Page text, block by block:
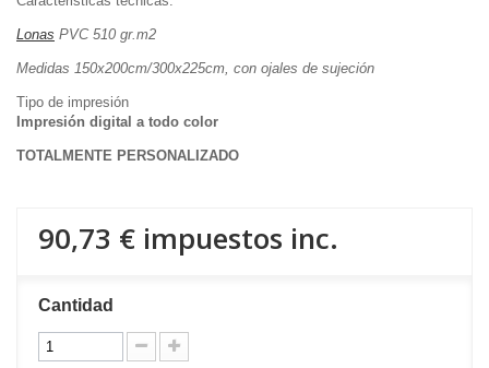
Lonas PVC 510 gr.m2
Medidas 150x200cm/300x225cm, con ojales de sujeción
Tipo de impresión
Impresión digital a todo color
TOTALMENTE PERSONALIZADO
90,73 € impuestos inc.
Cantidad